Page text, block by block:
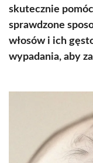
skutecznie
sprawdzone
włosów i ich
wypadania, aby